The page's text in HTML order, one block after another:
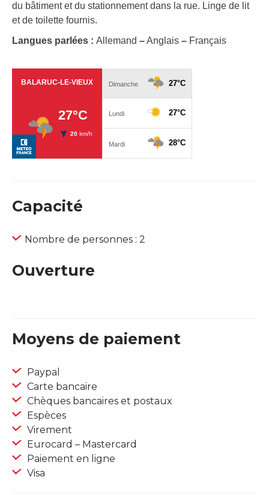
du bâtiment et du stationnement dans la rue. Linge de lit
et de toilette fournis.
Langues parlées : Allemand –Anglais – Français
Capacité
Nombre de personnes : 2
Ouverture
Moyens de paiement
Paypal
Carte bancaire
Chèques bancaires et postaux
Espèces
Virement
Eurocard – Mastercard
Paiement en ligne
Visa